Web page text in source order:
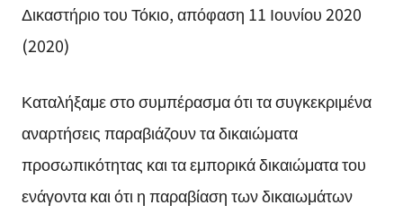
Δικαστήριο του Τόκιο, απόφαση 11 Ιουνίου 2020
(2020)
Καταλήξαμε στο συμπέρασμα ότι τα συγκεκριμένα
αναρτήσεις παραβιάζουν τα δικαιώματα
προσωπικότητας και τα εμπορικά δικαιώματα του
ενάγοντα και ότι η παραβίαση των δικαιωμάτων